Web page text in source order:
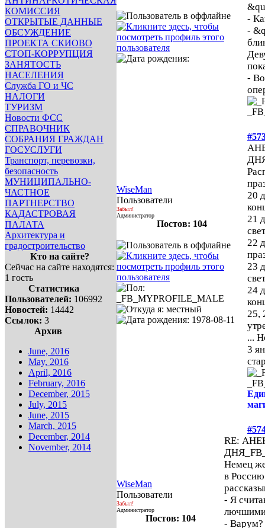
КОМИССИЯ
ОТКРЫТЫЕ ДАННЫЕ
ОБСУЖДЕНИЕ
ПРОЕКТА СКИОВО
СТОП-КОРРУПЦИЯ
ЗАНЯТОСТЬ
НАСЕЛЕНИЯ
Служба ГО и ЧС
НАЛОГИ
ТУРИЗМ
Новости ФСС
СПРАВОЧНИК
СОБРАНИЯ ГРАЖДАН
ГОСУСЛУГИ
Транспорт, перевозки,
безопасность
МУНИЦИПАЛЬНО-
ЧАСТНОЕ
ПАРТНЕРСТВО
КАДАСТРОВАЯ
ПАЛАТА
Архитектура и
градостроительство
Кто на сайте?
Сейчас на сайте находятся:
1 гость
Статистика
Пользователей: 106992
Новостей: 14442
Ссылок: 3
Архив
June, 2016
May, 2016
April, 2016
February, 2016
December, 2015
July, 2015
June, 2015
March, 2015
December, 2014
November, 2014
-
-
-
WiseMan
Пользователи
Забыл!
Администратор
Постов: 104
20
21
22
23
24
25,
...
3
WiseMan
Пользователи
Забыл!
Администратор
Постов: 104
RE:
ДНЯ
Немец
в Россию
- Я
- Варум?